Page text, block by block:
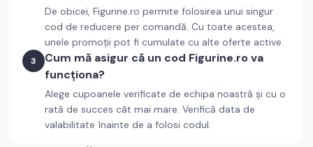
De obicei, Figurine.ro permite folosirea unui singur
cod de reducere per comandă. Cu toate acestea,
unele promoții pot fi cumulate cu alte oferte active.
3
Cum mă asigur că un cod Figurine.ro va
funcționa?
Alege cupoanele verificate de echipa noastră și cu o
rată de succes cât mai mare. Verifică data de
valabilitate înainte de a folosi codul.